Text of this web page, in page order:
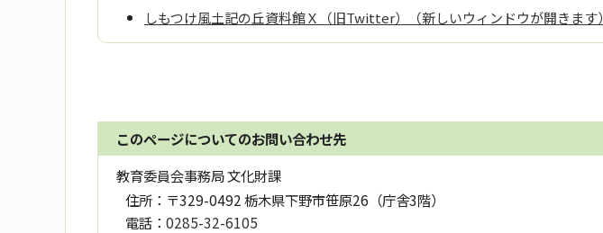
しもつけ風土記の丘資料館Ｘ（旧Twitter）（新しいウィンドウが開きます）
このページについてのお問い合わせ先
教育委員会事務局 文化財課
住所： 〒329-0492 栃木県下野市笹原26（庁舎3階）
電話： 0285-32-6105